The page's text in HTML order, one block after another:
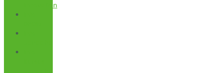
Innovation